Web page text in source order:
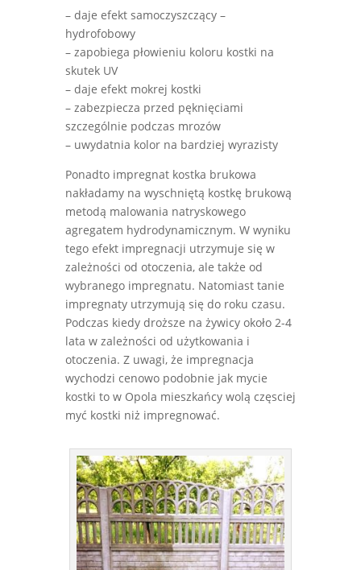
– daje efekt samoczyszczący –
hydrofobowy
– zapobiega płowieniu koloru kostki na
skutek UV
– daje efekt mokrej kostki
– zabezpiecza przed pęknięciami
szczególnie podczas mrozów
– uwydatnia kolor na bardziej wyrazisty
Ponadto impregnat kostka brukowa
nakładamy na wyschniętą kostkę brukową
metodą malowania natryskowego
agregatem hydrodynamicznym. W wyniku
tego efekt impregnacji utrzymuje się w
zależności od otoczenia, ale także od
wybranego impregnatu. Natomiast tanie
impregnaty utrzymują się do roku czasu.
Podczas kiedy droższe na żywicy około 2-4
lata w zależności od użytkowania i
otoczenia. Z uwagi, że impregnacja
wychodzi cenowo podobnie jak mycie
kostki to w Opola mieszkańcy wolą częsciej
myć kostki niż impregnować.